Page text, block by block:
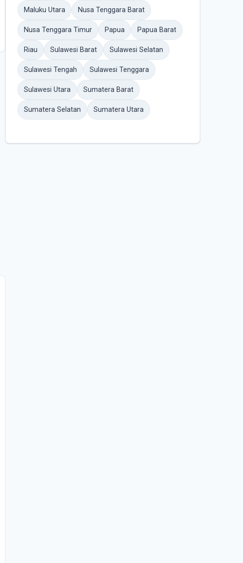
Maluku Utara Nusa Tenggara Barat
Nusa Tenggara Timur Papua Papua Barat
Riau Sulawesi Barat Sulawesi Selatan
Sulawesi Tengah Sulawesi Tenggara
Sulawesi Utara Sumatera Barat
Sumatera Selatan Sumatera Utara